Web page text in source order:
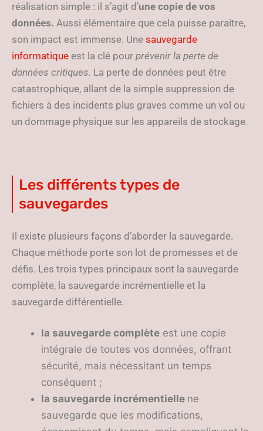
réalisation simple : il s’agit d’une copie de vos
données. Aussi élémentaire que cela puisse paraître,
son impact est immense. Une sauvegarde
informatique est la clé pour prévenir la perte de
données critiques. La perte de données peut être
catastrophique, allant de la simple suppression de
fichiers à des incidents plus graves comme un vol ou
un dommage physique sur les appareils de stockage.
Les différents types de
sauvegardes
Il existe plusieurs façons d’aborder la sauvegarde.
Chaque méthode porte son lot de promesses et de
défis. Les trois types principaux sont la sauvegarde
complète, la sauvegarde incrémentielle et la
sauvegarde différentielle.
la sauvegarde complète est une copie
intégrale de toutes vos données, offrant
sécurité, mais nécessitant un temps
conséquent ;
la sauvegarde incrémentielle ne
sauvegarde que les modifications,